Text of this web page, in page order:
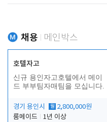
채용 메인박스
호텔자고
신규 용인자고호텔에서 메이
드 부부팀자매팀을 모십니다.
경기 용인시 월 2,800,000원
룸메이드
1년 이상